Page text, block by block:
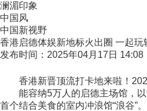
澜湄印象
中国风
中国新视野
香港启德体娱新地标火出圈 一起玩
发布时间：2025年04月17日
香港新晋顶流打卡地来啦！2025
能容纳5万人的启德主场馆，以“
首个结合美食的室内冲浪馆“浪谷”